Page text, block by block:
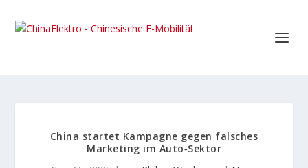
China startet Kampagne gegen falsches
Marketing im Auto‑Sektor